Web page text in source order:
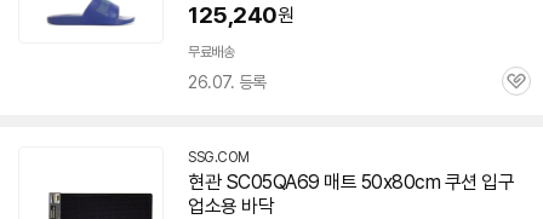
125,240원
무료배송
26.07. 등록
관
SSG.COM
현관 SC05QA69 매트 50x80cm 쿠션 입구
업소용 바닥